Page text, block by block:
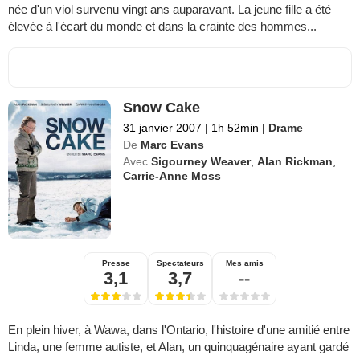
née d'un viol survenu vingt ans auparavant. La jeune fille a été
élevée à l'écart du monde et dans la crainte des hommes...
Snow Cake
31 janvier 2007 | 1h 52min | Drame
De Marc Evans
Avec Sigourney Weaver,Alan Rickman
Carrie-Anne Moss
Presse
3,1
Spectateurs
3,7
Mes amis
--
En plein hiver, à Wawa, dans l'Ontario, l'histoire d'une amitié entre
Linda, une femme autiste, et Alan, un quinquagénaire ayant gardé